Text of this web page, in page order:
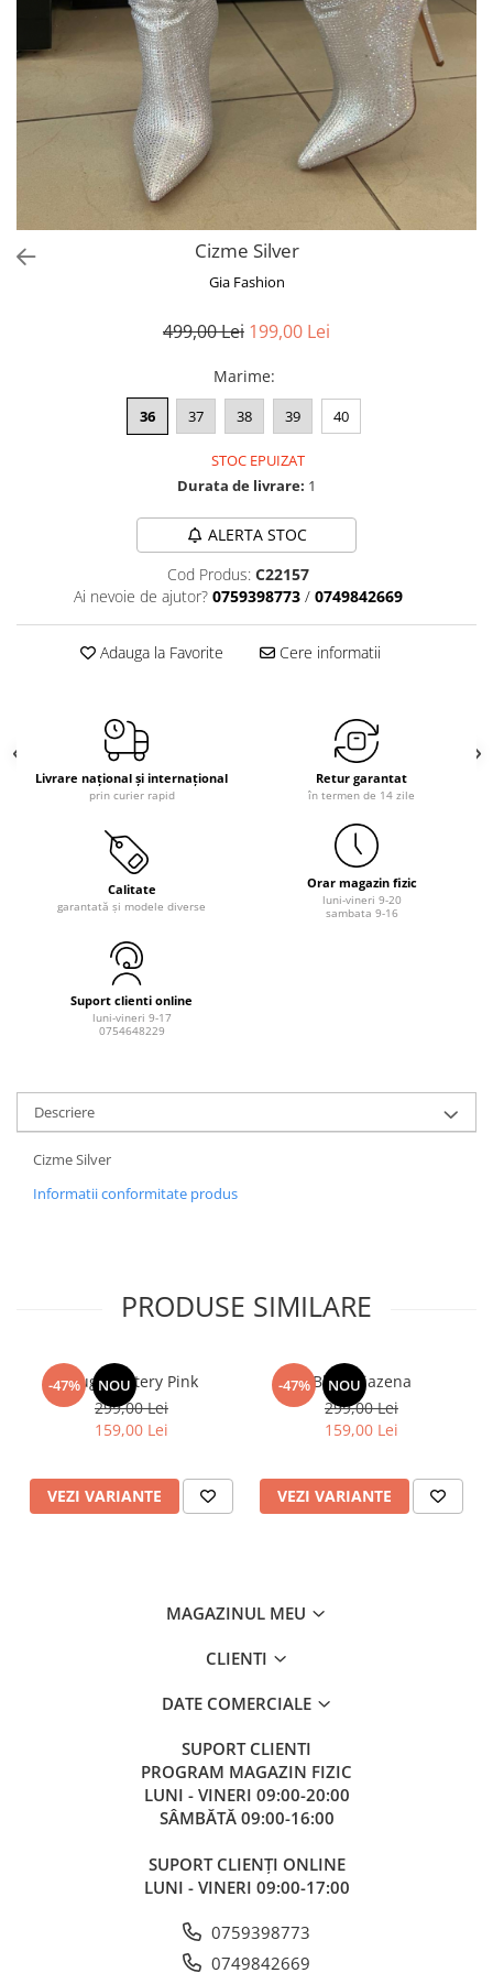
Pantaloni
Tricouri
Traditional
Cizme Silver
Gia Fashion
499,00 Lei 199,00 Lei
Marime:
36 37 38 39 40
STOC EPUIZAT
Durata de livrare: 1
ALERTA STOC
Cod Produs: C22157
Ai nevoie de ajutor? 0759398773 / 0749842669
Adauga la Favorite Cere informatii
Livrare național și internațional
prin curier rapid
Retur garantat
în termen de 14 zile
Calitate
garantată și modele diverse
Orar magazin fizic
luni-vineri 9-20
sambata 9-16
Suport clienti online
luni-vineri 9-17
0754648229
Descriere
Cizme Silver
Informatii conformitate produs
PRODUSE SIMILARE
-47% NOU
Blugi Pantery Pink
299,00 Lei
159,00 Lei
VEZI VARIANTE
-47% NOU
Blugi Tiazena
299,00 Lei
159,00 Lei
VEZI VARIANTE
MAGAZINUL MEU
CLIENTI
DATE COMERCIALE
SUPORT CLIENTI
PROGRAM MAGAZIN FIZIC
LUNI - VINERI 09:00-20:00
SÂMBĂTĂ 09:00-16:00
SUPORT CLIENȚI ONLINE
LUNI - VINERI 09:00-17:00
0759398773
0749842669